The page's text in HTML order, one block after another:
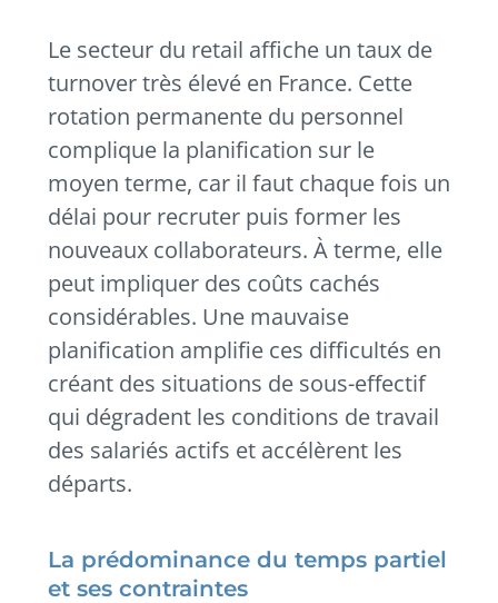
Le secteur du retail affiche un taux de
turnover très élevé en France. Cette
rotation permanente du personnel
complique la planification sur le
moyen terme, car il faut chaque fois un
délai pour recruter puis former les
nouveaux collaborateurs. À terme, elle
peut impliquer des coûts cachés
considérables. Une mauvaise
planification amplifie ces difficultés en
créant des situations de sous-effectif
qui dégradent les conditions de travail
des salariés actifs et accélèrent les
départs.
La prédominance du temps partiel
et ses contraintes